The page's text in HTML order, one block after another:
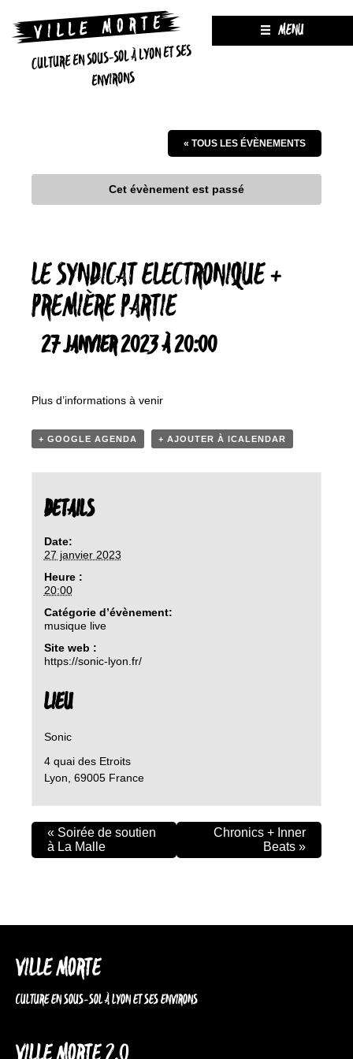
CULTURE EN SOUS-SOL À LYON ET SES
ENVIRONS
MENU
« TOUS LES ÉVÈNEMENTS
Cet évènement est passé
LE SYNDICAT ELECTRONIQUE +
PREMIÈRE PARTIE
27 JANVIER 2023 À 20:00
Plus d’informations à venir
+ GOOGLE AGENDA + AJOUTER À ICALENDAR
DETAILS
Date:
27 janvier 2023
Heure :
20:00
Catégorie d’évènement:
musique live
Site web :
https://sonic-lyon.fr/
LIEU
Sonic
4 quai des Etroits
Lyon 69005 France
« Soirée de soutien
à La Malle
Chronics + Inner
Beats »
VILLE MORTE
CULTURE EN SOUS-SOL À LYON ET SES ENVIRONS